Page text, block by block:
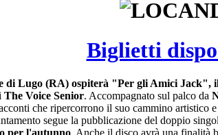
Biglietti
di Lugo (RA) ospiterà "Per gli Amici Jack",
The Voice Senior. Accompagnato sul palco da
che ripercorrono il suo cammino artistico
segue la pubblicazione del doppio